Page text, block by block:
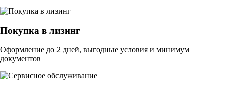
Покупка в лизинг
Оформление до 2 дней, выгодные условия и минимум
документов